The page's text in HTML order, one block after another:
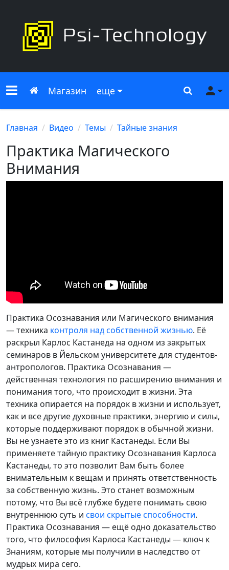
Меню сайта
Главная
Магазин еще Поиск
Главная Видео Темы Тайные знания
Практика Магического
Внимания
Практика Осознавания или Магического внимания
— техника контроля над собственной жизнью. Её
раскрыл Карлос Кастанеда на одном из закрытых
семинаров в Йельском университете для студентов-
антропологов. Практика Осознавания —
действенная технология по расширению внимания и
понимания того, что происходит в жизни. Эта
техника опирается на порядок в жизни и использует,
как и все другие духовные практики, энергию и силы,
которые поддерживают порядок в обычной жизни.
Вы не узнаете это из книг Кастанеды. Если Вы
применяете тайную практику Осознавания Карлоса
Кастанеды, то это позволит Вам быть более
внимательным к вещам и принять ответственность
за собственную жизнь. Это станет возможным
потому, что Вы всё глубже будете понимать свою
внутреннюю суть и свои скрытые способности.
Практика Осознавания — ещё одно доказательство
того, что философия Карлоса Кастанеды — ключ к
Знаниям, которые мы получили в наследство от
мудрых мира сего.